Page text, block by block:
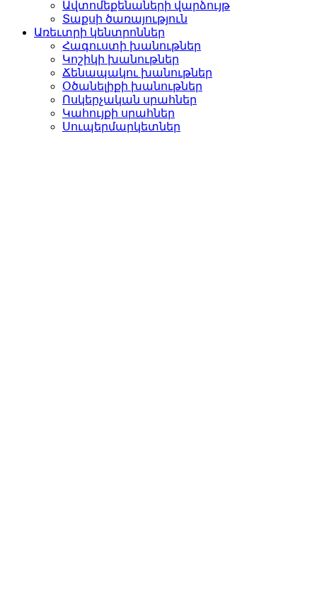
Ավտոմեքենաների վարձու­յթ
Տաքսի ծառայություն­
Առեւտրի կենտրոններ
Հագուստի խանութներ
Կոշիկի խանութներ­
Ճենապակու խանութներ­
Օծանելիքի խանութներ­
Ոսկերչական սրահներ­
Կահույքի սրահներ­
Սուպերմարկետներ­